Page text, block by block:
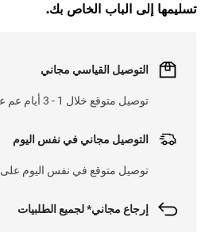
تسليمها إلى الباب الخاص بك.
التوصيل القياسي مجاني
توصيل متوقع خلال 1 - 3 أيام عم على 25 د.ك
التوصيل مجاني في نفس اليوم
توصيل متوقع في نفس اليوم على 25 د.ك
إرجاع مجاني* لجميع الطلبيات